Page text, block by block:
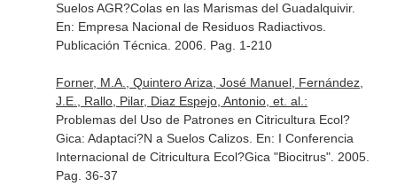
Suelos AGR?Colas en las Marismas del Guadalquivir.
En: Empresa Nacional de Residuos Radiactivos.
Publicación Técnica . 2006. Pag. 1-210
Forner, M.A., Quintero Ariza, José Manuel, Fernández,
J.E., Rallo, Pilar, Diaz Espejo, Antonio, et. al.:
Problemas del Uso de Patrones en Citricultura Ecol?
Gica: Adaptaci?N a Suelos Calizos. En: I Conferencia
Internacional de Citricultura Ecol?Gica "Biocitrus". 2005.
Pag. 36-37